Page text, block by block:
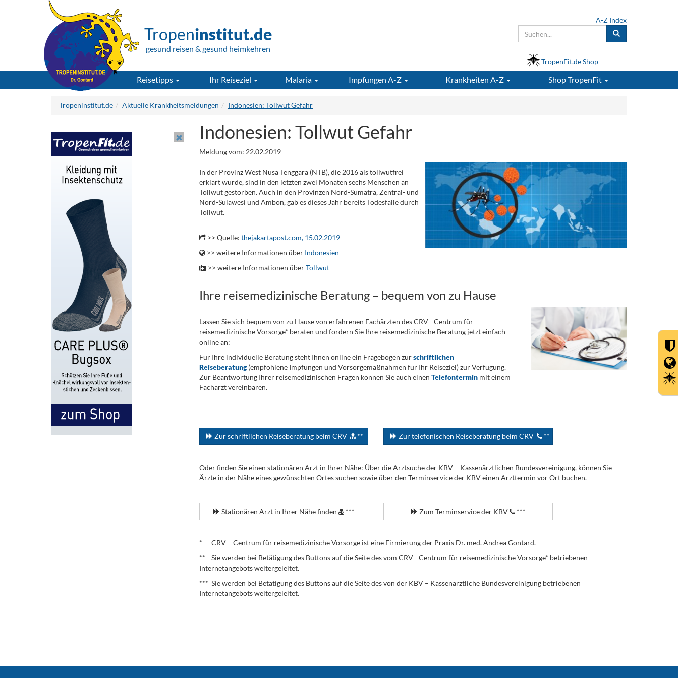
Tropeninstitut.de
gesund reisen & gesund heimkehren
A-Z Index
TropenFit.de Shop
Reisetipps Ihr Reiseziel Malaria Impfungen A-Z Krankheiten A-Z ShopTropenFit
Tropeninstitut.de Aktuelle Krankheitsmeldungen Indonesien: Tollwut Gefahr
Indonesien: Tollwut Gefahr
Meldung vom: 22.02.2019
In der Provinz West Nusa Tenggara (NTB), die 2016 als tollwutfrei
erklärt wurde, sind in den letzten zwei Monaten sechs Menschen an
Tollwut gestorben. Auch in den Provinzen Nord-Sumatra, Zentral- und
Nord-Sulawesi und Ambon, gab es dieses Jahr bereits Todesfälle durch
Tollwut.
>> Quelle: thejakartapost.com, 15.02.2019
>> weitere Informationen über Indonesien
>> weitere Informationen überTollwut
Ihre reisemedizinische Beratung – bequem von zu Hause
Lassen Sie sich bequem von zu Hause von erfahrenen Fachärzten des CRV - Centrum für
reisemedizinische Vorsorge* beraten und fordern Sie Ihre reisemedizinische Beratung jetzt einfach
online an:
Für Ihre individuelle Beratung steht Ihnen online ein Fragebogen zurschriftlichen
Reiseberatung(empfohlene Impfungen und Vorsorgemaßnahmen für Ihr Reiseziel) zur Verfügung.
Zur Beantwortung Ihrer reisemedizinischen Fragen können Sie auch einen Telefonterminmit einem
Facharzt vereinbaren.
Zur schriftlichen Reiseberatung beim CRV ** Zur telefonischen Reiseberatung beim CRV **
Oder finden Sie einen stationären Arzt in Ihrer Nähe: Über die Arztsuche der KBV – Kassenärztlichen Bundesvereinigung, können Sie
Ärzte in der Nähe eines gewünschten Ortes suchen sowie über den Terminservice der KBV einen Arzttermin vor Ort buchen.
Stationären Arzt in Ihrer Nähe finden *** Zum Terminservice der KBV ***
* CRV – Centrum für reisemedizinische Vorsorge ist eine Firmierung der Praxis Dr. med. Andrea Gontard.
** Sie werden bei Betätigung des Buttons auf die Seite des vom CRV - Centrum für reisemedizinische Vorsorge* betriebenen
Internetangebots weitergeleitet.
*** Sie werden bei Betätigung des Buttons auf die Seite des von der KBV – Kassenärztliche Bundesvereinigung betriebenen
Internetangebots weitergeleitet.